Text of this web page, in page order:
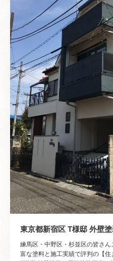
東京都新宿区 T様邸 外壁
練馬区・中野区・杉並区の皆さ
富な塗料と施工実績で評判の【